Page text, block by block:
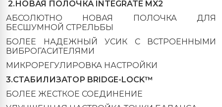
2.НОВАЯ ПОЛОЧКА INTEGRATE MX2
АБСОЛЮТНО НОВАЯ ПОЛОЧКА ДЛЯ
БЕСШУМНОЙ СТРЕЛЬБЫ
БОЛЕЕ НАДЕЖНЫЙ УСИК С ВСТРОЕННЫМИ
ВИБРОГАСИТЕЛЯМИ
МИКРОРЕГУЛИРОВКА НАСТРОЙКИ
3.СТАБИЛИЗАТОР BRIDGE-LOCK™
БОЛЕЕ ЖЕСТКОЕ СОЕДИНЕНИЕ